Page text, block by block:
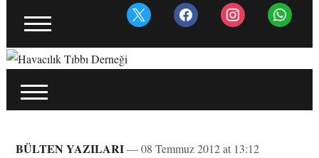
BÜLTEN YAZILARI— 08 Temmuz 2012 at 13:12